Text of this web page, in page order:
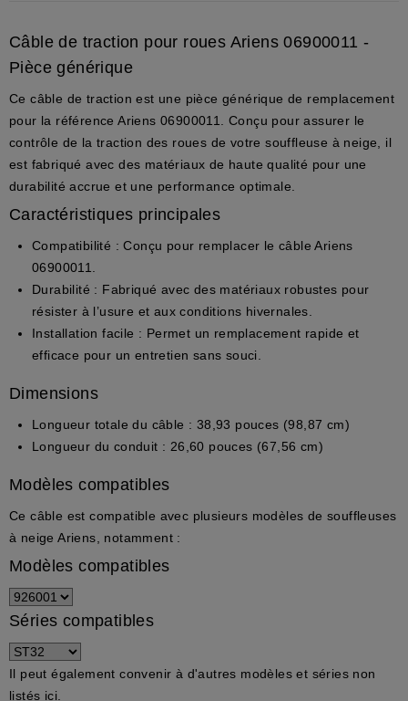
Câble de traction pour roues Ariens 06900011 -
Pièce générique
Ce câble de traction est une pièce générique de remplacement
pour la référence Ariens 06900011. Conçu pour assurer le
contrôle de la traction des roues de votre souffleuse à neige, il
est fabriqué avec des matériaux de haute qualité pour une
durabilité accrue et une performance optimale.
Caractéristiques principales
Compatibilité : Conçu pour remplacer le câble Ariens
06900011.
Durabilité : Fabriqué avec des matériaux robustes pour
résister à l’usure et aux conditions hivernales.
Installation facile : Permet un remplacement rapide et
efficace pour un entretien sans souci.
Dimensions
Longueur totale du câble : 38,93 pouces (98,87 cm)
Longueur du conduit : 26,60 pouces (67,56 cm)
Modèles compatibles
Ce câble est compatible avec plusieurs modèles de souffleuses
à neige Ariens, notamment :
Modèles compatibles
Séries compatibles
Il peut également convenir à d'autres modèles et séries non
listés ici.